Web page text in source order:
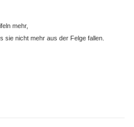
mehr,
sie nicht mehr aus der Felge fallen.